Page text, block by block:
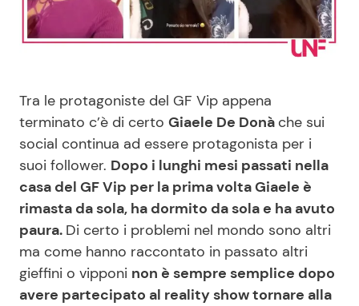
Benessere
Moda e Style
Mondo Mamma
News benessere
Salute
Viaggi e Turismo
Cucina e Ricette
Consigli di Cucina
Dolci
Le Ricette in TV
Primi Piatti
Ricette Facili e Veloci
Ricette Feste
Tra le protagoniste del GF Vip appena
terminato c’è di certo Giaele De Donà che sui
social continua ad essere protagonista per i
suoi follower. Dopo i lunghi mesi passati nella
casa del GF Vip per la prima volta Giaele è
rimasta da sola, ha dormito da sola e ha avuto
paura. Di certo i problemi nel mondo sono altri
ma come hanno raccontato in passato altri
gieffini o vipponi non è sempre semplice dopo
avere partecipato al reality show tornare alla